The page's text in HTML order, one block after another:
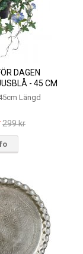
DAGEN
- 45 CM
Längd
299 kr